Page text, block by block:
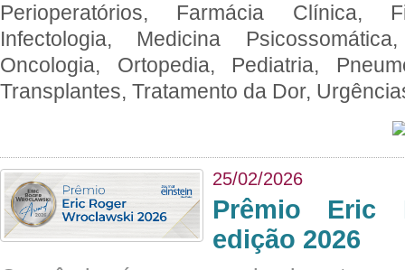
Perioperatórios, Farmácia Clínica,
Infectologia, Medicina
Oncologia, Ortopedia, Pediatria,
Transplantes, Tratamento da Dor,
25/02/2026
Prêmio Eric
edição 2026